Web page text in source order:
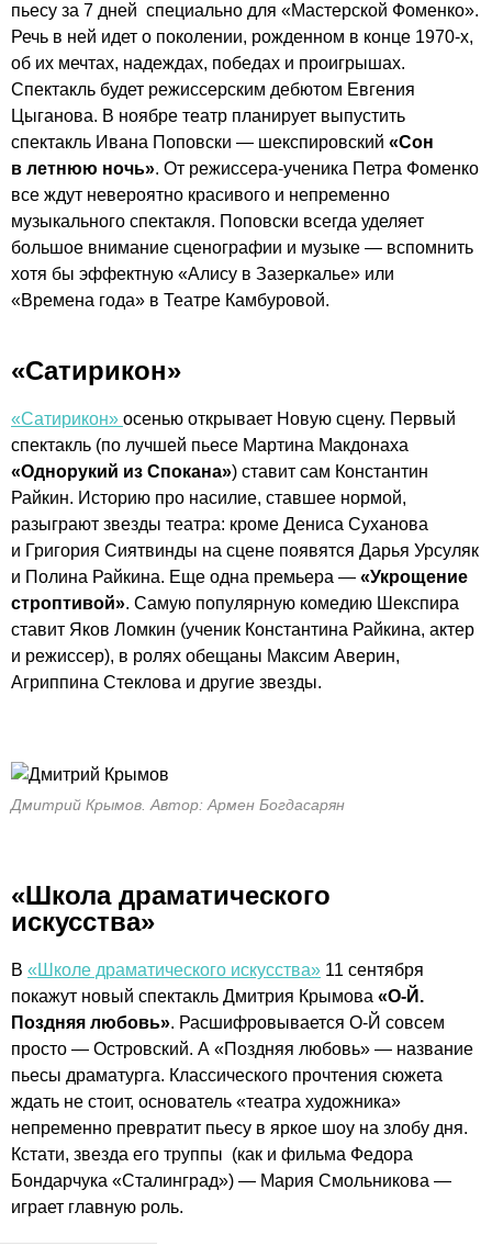
пьесу за 7 дней специально для «Мастерской Фоменко».
Речь в ней идет о поколении, рожденном в конце 1970-х,
об их мечтах, надеждах, победах и проигрышах.
Спектакль будет режиссерским дебютом Евгения
Цыганова. В ноябре театр планирует выпустить
спектакль Ивана Поповски — шекспировский «Сон
в летнюю ночь». От режиссера-ученика Петра Фоменко
все ждут невероятно красивого и непременно
музыкального спектакля. Поповски всегда уделяет
большое внимание сценографии и музыке — вспомнить
хотя бы эффектную «Алису в Зазеркалье» или
«Времена года» в Театре Камбуровой.
«Сатирикон»
«Сатирикон» осенью открывает Новую сцену. Первый
спектакль (по лучшей пьесе Мартина Макдонаха
«Однорукий из Спокана») ставит сам Константин
Райкин. Историю про насилие, ставшее нормой,
разыграют звезды театра: кроме Дениса Суханова
и Григория Сиятвинды на сцене появятся Дарья Урсуляк
и Полина Райкина. Еще одна премьера — «Укрощение
строптивой». Самую популярную комедию Шекспира
ставит Яков Ломкин (ученик Константина Райкина, актер
и режиссер), в ролях обещаны Максим Аверин,
Агриппина Стеклова и другие звезды.
Дмитрий Крымов. Автор: Армен Богдасарян
«Школа драматического
искусства»
В «Школе драматического искусства» 11 сентября
покажут новый спектакль Дмитрия Крымова «О-Й.
Поздняя любовь». Расшифровывается О-Й совсем
просто — Островский. А «Поздняя любовь» — название
пьесы драматурга. Классического прочтения сюжета
ждать не стоит, основатель «театра художника»
непременно превратит пьесу в яркое шоу на злобу дня.
Кстати, звезда его труппы (как и фильма Федора
Бондарчука «Сталинград») — Мария Смольникова —
играет главную роль.